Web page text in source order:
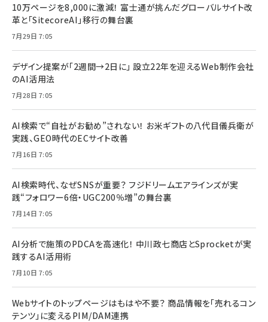
10万ページを8,000に激減！ 富士通が挑んだグローバルサイト改
革と「SitecoreAI」移行の舞台裏
7月29日 7:05
デザイン提案が「2週間→2日に」 設立22年を迎えるWeb制作会社
のAI活用法
7月28日 7:05
AI検索で“自社がお勧め”されない！ お米ギフトの八代目儀兵衛が
実践、GEO時代のECサイト改善
7月16日 7:05
AI検索時代、なぜSNSが重要？ フジドリームエアラインズが実
践“フォロワー6倍・UGC200％増”の舞台裏
7月14日 7:05
AI分析で施策のPDCAを高速化！ 中川政七商店とSprocketが実
践するAI活用術
7月10日 7:05
Webサイトのトップページはもはや不要？ 商品情報を「売れるコン
テンツ」に変えるPIM/DAM連携